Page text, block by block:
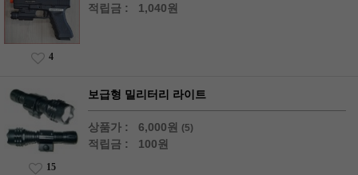
적립금 : 1,040원
4
보급형 밀리터리 라이트
상품가 : 6,000원 (5)
적립금 : 100원
15